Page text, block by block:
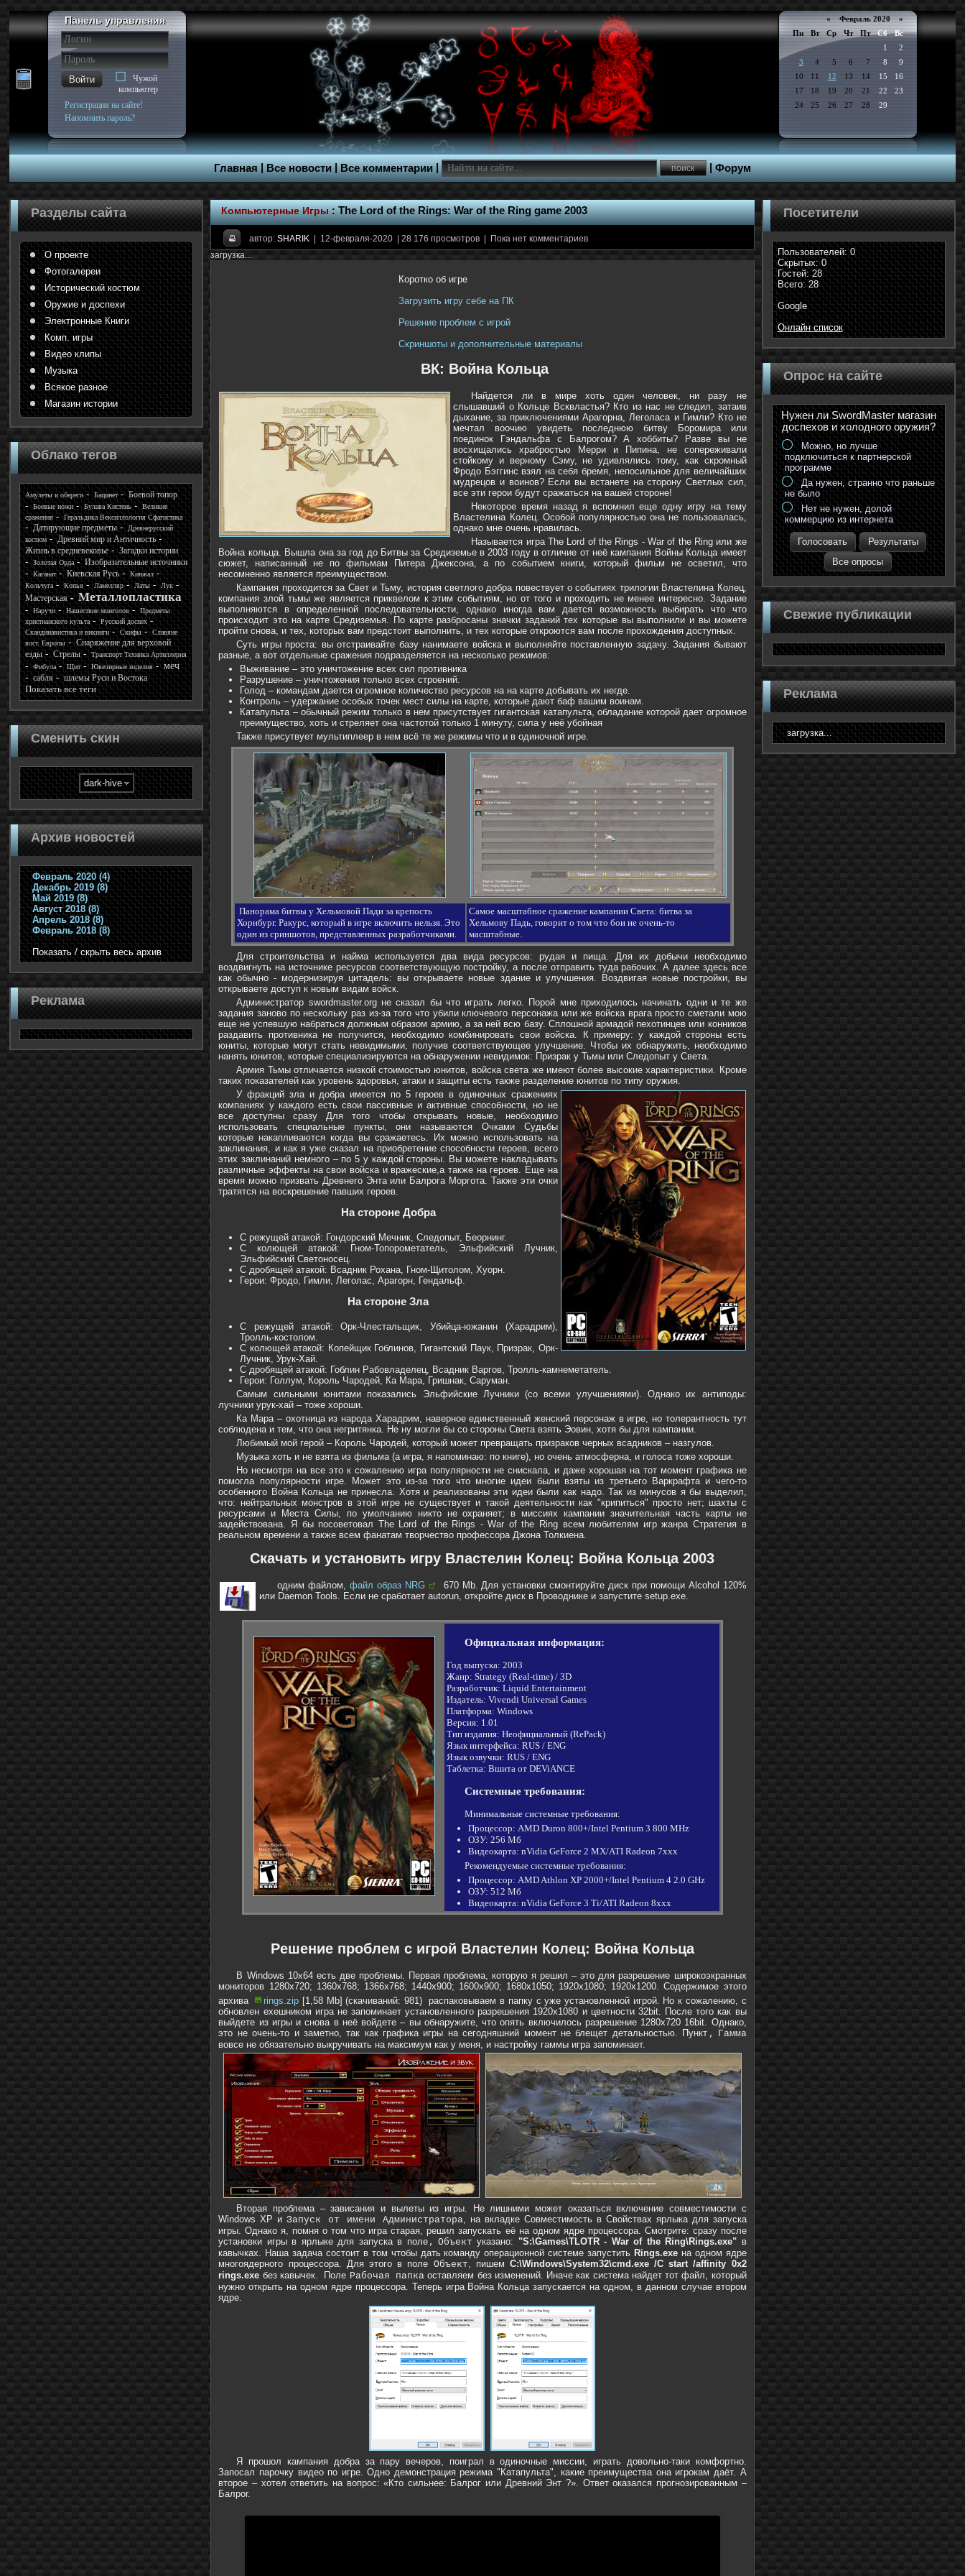
Панель управления
Войти
Чужой
компьютер
Регистрация на сайте!
Напомнить пароль?
«Февраль 2020»
Пн
Вт Ср Чт Пт Сб
Вс
1
2
3
4 5 6 7 8
9
10
11 12 13 14 15
16
17
18 19 20 21 22
23
24
25 26 27 28 29
Главная|Все новости|Все комментарии| |Форум
Компьютерные Игры: The Lord of the Rings: War of the Ring game 2003
автор:SHARIK | 12-февраля-2020 | 28 176 просмотров | Пока нет комментариев
загрузка...
Коротко об игре
Загрузить игру себе на ПК
Решение проблем с игрой
Скриншоты и дополнительные материалы
ВК: Война Кольца
Найдется ли в мире хоть один человек, ни разу не
слышавший о Кольце Всквластья? Кто из нас не следил, затаив
дыхание, за приключениями Арагорна, Леголаса и Гимли? Кто не
мечтал воочию увидеть последнюю битву Боромира или
поединок Гэндальфа с Балрогом? А хоббиты? Разве вы не
восхищались храбростью Мерри и Пипина, не сопереживали
стойкому и верному Сэму, не удивлялись тому, как скромный
Фродо Бэггинс взял на себя бремя, непосильное для величайших
мудрецов и воинов? Если вы встанете на сторону Светлых сил,
все эти герои будут сражаться на вашей стороне!
Некоторое время назад я вспомнил еще одну игру на тему
Властелина Колец. Особой популярностью она не пользовалась,
однако мне очень нравилась.
Называется игра The Lord of the Rings - War of the Ring или же
Война кольца. Вышла она за год до Битвы за Средиземье в 2003 году в отличие от неё кампания Войны Кольца имеет
сюжет, написанный не по фильмам Питера Джексона, а по событием книги, который фильм не осветил, что
несомненно является преимуществом.
Кампания проходится за Свет и Тьму, история светлого добра повествует о событиях трилогии Властелина Колец,
компания злой тьмы же является приквелом к этим событиям, но от того и проходить не менее интересно. Задание
выполняются в определенной последовательности, однако иногда вам дается возможность выбирать что что
происходит это на карте Средиземья. По карте разбросаны значки заданий тех которые вы выполнили и вы можете
пройти снова, и тех, которых вам предстоит выполнить, и тех которые откроются вам после прохождения доступных.
Суть игры проста: вы отстраивайте базу нанимаете войска и выполняйте поставленную задачу. Задания бывают
разные, а вот отдельные сражения подразделяется на несколько режимов:
Выживание – это уничтожение всех сил противника
Разрушение – уничтожения только всех строений.
Голод – командам дается огромное количество ресурсов на на карте добывать их негде.
Контроль – удержание особых точек мест силы на карте, которые дают баф вашим воинам.
Катапульта – обычный режим только в нем присутствует гигантская катапульта, обладание которой дает огромное
преимущество, хоть и стреляет она частотой только 1 минуту, сила у неё убойная
Также присутвует мультиплеер в нем всё те же режимы что и в одиночной игре.
Панорама битвы у Хельмовой Пади за крепость
Хорнбург. Ракурс, который в игре включить нельзя. Это
один из сриншотов, представленных разработчиками.
Самое масштабное сражение кампании Света: битва за
Хельмову Падь, говорит о том что бои не очень-то
масштабные.
Для строительства и найма используется два вида ресурсов: рудая и пища. Для их добычи необходимо
воздвигнуть на источнике ресурсов соответствующую постройку, а после отправить туда рабочих. А далее здесь все
как обычно - модернизируя цитадель: вы открываете новые здание и улучшения. Воздвигая новые постройки, вы
открываете доступ к новым видам войск.
Администратор swordmaster.org не сказал бы что играть легко. Порой мне приходилось начинать одни и те же
задания заново по нескольку раз из-за того что убили ключевого персонажа или же войска врага просто сметали мою
еще не успевшую набраться должным образом армию, а за ней всю базу. Сплошной армадой пехотинцев или конников
раздавить противника не получится, необходимо комбинировать свои войска. К примеру: у каждой стороны есть
юниты, которые могут стать невидимыми, получив соответствующее улучшение. Чтобы их обнаружить, необходимо
нанять юнитов, которые специализируются на обнаружении невидимок: Призрак у Тьмы или Следопыт у Света.
Армия Тьмы отличается низкой стоимостью юнитов, войска света же имеют более высокие характеристики. Кроме
таких показателей как уровень здоровья, атаки и защиты есть также разделение юнитов по типу оружия.
У фракций зла и добра имеется по 5 героев в одиночных сражениях
компаниях у каждого есть свои пассивные и активные способности, но не
все доступны сразу Для того чтобы открывать новые, необходимо
использовать специальные пункты, они называются Очками Судьбы
которые накапливаются когда вы сражаетесь. Их можно использовать на
заклинания, и как я уже сказал на приобретение способности героев, всего
этих заклинаний немного – по 5 у каждой стороны. Вы можете накладывать
различные эффекты на свои войска и вражеские,а также на героев. Еще на
время можно призвать Древнего Энта или Балрога Моргота. Также эти очки
тратятся на воскрешение павших героев.
На стороне Добра
С режущей атакой: Гондорский Мечник, Следопыт, Беорнинг.
С колющей атакой: Гном-Топорометатель, Эльфийский Лучник,
Эльфийский Светоносец.
С дробящей атакой: Всадник Рохана, Гном-Щитолом, Хуорн.
Герои: Фродо, Гимли, Леголас, Арагорн, Гендальф.
На стороне Зла
С режущей атакой: Орк-Члестальщик, Убийца-южанин (Харадрим),
Тролль-костолом.
С колющей атакой: Копейщик Гоблинов, Гигантский Паук, Призрак, Орк-
Лучник, Урук-Хай.
С дробящей атакой: Гоблин Рабовладелец, Всадник Варгов, Тролль-камнеметатель.
Герои: Голлум, Король Чародей, Ка Мара, Гришнак, Саруман.
Самым сильными юнитами показались Эльфийские Лучники (со всеми улучшениями). Однако их антиподы:
лучники урук-хай – тоже хороши.
Ка Мара – охотница из народа Харадрим, наверное единственный женский персонаж в игре, но толерантность тут
соблюдена и тем, что она негритянка. Не ну могли бы со стороны Света взять Эовин, хотя бы для кампании.
Любимый мой герой – Король Чародей, который может превращать призраков черных всадников – назгулов.
Музыка хоть и не взята из фильма (а игра, я напоминаю: по книге), но очень атмосферна, и голоса тоже хороши.
Но несмотря на все это к сожалению игра популярности не снискала, и даже хорошая на тот момент графика не
помогла популярности игре. Может это из-за того что многие идеи были взяты из третьего Варкрафта и чего-то
особенного Война Кольца не принесла. Хотя и реализованы эти идеи были как надо. Так из минусов я бы выделил,
что: нейтральных монстров в этой игре не существует и такой деятельности как "крипиться" просто нет; шахты с
ресурсами и Места Силы, по умолчанию никто не охраняет; в миссиях кампании значительная часть карты не
задействована. Я бы посоветовал The Lord of the Rings - War of the Ring всем любителям игр жанра Стратегия в
реальном времени а также всем фанатам творчество профессора Джона Толкиена.
Скачать и установить игру Властелин Колец: Война Кольца 2003
одним файлом,файл образ NRG
670 Mb. Для установки смонтируйте диск при помощи Alcohol 120%
или Daemon Tools. Если не сработает autorun, откройте диск в Проводнике и запустите setup.exe.
Официальная информация:
Год выпуска: 2003
Жанр: Strategy (Real-time) / 3D
Разработчик: Liquid Entertainment
Издатель: Vivendi Universal Games
Платформа: Windows
Версия: 1.01
Тип издания: Неофициальный (RePack)
Язык интерфейса: RUS / ENG
Язык озвучки: RUS / ENG
Таблeтка: Вшита от DEViANCE
Системные требования:
Минимальные системные требования:
Процессор: AMD Duron 800+/Intel Pentium 3 800 MHz
ОЗУ: 256 Мб
Видеокарта: nVidia GeForce 2 MX/ATI Radeon 7xxx
Рекомендуемые системные требования:
Процессор: AMD Athlon XP 2000+/Intel Pentium 4 2.0 GHz
ОЗУ: 512 Мб
Видеокарта: nVidia GeForce 3 Ti/ATI Radeon 8xxx
Решение проблем с игрой Властелин Колец: Война Кольца
В Windows 10х64 есть две проблемы. Первая проблема, которую я решил – это для разрешение широкоэкранных
мониторов 1280x720; 1360x768; 1366x768; 1440x900; 1600x900; 1680x1050; 1920x1080; 1920x1200. Содержимое этого
архива
rings.zip [1,58 Mb] (cкачиваний: 981) распаковываем в папку с уже установленной игрой. Но к сожалению, с
обновлен exeшником игра не запоминает установленного разрешения 1920x1080 и цветности 32bit. После того как вы
выйдете из игры и снова в неё войдете – вы обнаружите, что опять включилось разрешение 1280x720 16bit. Однако,
это не очень-то и заметно, так как графика игры на сегодняшний момент не блещет детальностью. Пункт
Гамма
вовсе не обязательно выкручивать на максимум как у меня, и настройку гаммы игра запоминает.
Вторая проблема – зависания и вылеты из игры. Не лишними может оказаться включение совместимости с
Windows XP иЗапуск от имени Администратора, на вкладке Совместимость в Свойствах ярлыка для запуска
игры. Однако я, помня о том что игра старая, решил запускать её на одном ядре процессора. Смотрите: сразу после
установки игры в ярлыке для запуска в поле Объект указано: "S:\Games\TLOTR - War of the Ring\Rings.exe" в
кавычках. Наша задача состоит в том чтобы дать команду операционной системе запустить Rings.exeна одном ядре
многоядерного процессора. Для этого в поле Объект, пишем C:\Windows\System32\cmd.exe /C start /affinity 0x2
rings.exe без кавычек. Поле Рабочая папка оставляем без изменений. Иначе как система найдет тот файл, который
нужно открыть на одном ядре процессора. Теперь игра Война Кольца запускается на одном, в данном случае втором
ядре.
Я прошол кампания добра за пару вечеров, поиграл в одиночные миссии, играть довольно-таки комфортно.
Запосал парочку видео по игре. Одно демонстрация режима "Катапульта", какие преимущества она игрокам даёт. А
второе – хотел ответить на вопрос: «Кто сильнее: Балрог или Древний Энт ?». Ответ оказался прогнозированным –
Балрог.
Разделы сайта
О проекте
Фотогалереи
Исторический костюм
Оружие и доспехи
Электронные Книги
Комп. игры
Видео клипы
Музыка
Всякое разное
Магазин истории
Облако тегов
Амулеты и обереги Бацинет Боевой топор
Боевые ножи Булава Кистень
Великие
сражения
Геральдика Вексиллология Сфагистика
Датирующие предметы
Древнерусский
костюм
Древний мир и Античность
Жизнь в средневековье
Загадки истории
Золотая Орда Изобразительные источники
Каганат Киевская Русь
Кинжал
Кольчуга
Копья Ламелляр Латы Лук
Мастерская Металлопластика
Наручи Нашествие монголов
Предметы
христианского культа
Русский доспех
Скандинавистика и викинги
Скифы
Славяне
вост. Европы
Снаряжение для верховой
езды
Стрелы
Транспорт Техника Артиллерия
Фибула
Щит Ювелирные изделия меч
сабля шлемы Руси и Востока
Показать все теги
Сменить скин
Архив новостей
Февраль 2020 (4)
Декабрь 2019 (8)
Май 2019 (8)
Август 2018 (8)
Апрель 2018 (8)
Февраль 2018 (8)
Показать / скрыть весь архив
Реклама
Посетители
Пользователей: 0
Скрытых: 0
Гостей: 28
Всего: 28
Google
Онлайн список
Опрос на сайте
Нужен ли SwordMaster магазин
доспехов и холодного оружия?
Можно, но лучше
подключиться к партнерской
программе
Да нужен, странно что раньше
не было
Нет не нужен, долой
коммерцию из интернета
Голосовать
Результаты
Все опросы
Свежие публикации
Реклама
загрузка...